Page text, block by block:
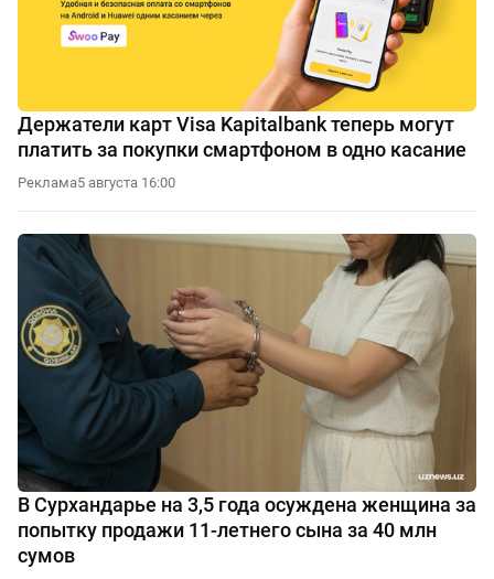
Держатели карт Visa Kapitalbank теперь могут
платить за покупки смартфоном в одно касание
Реклама5 августа 16:00
В Сурхандарье на 3,5 года осуждена женщина за
попытку продажи 11-летнего сына за 40 млн
сумов